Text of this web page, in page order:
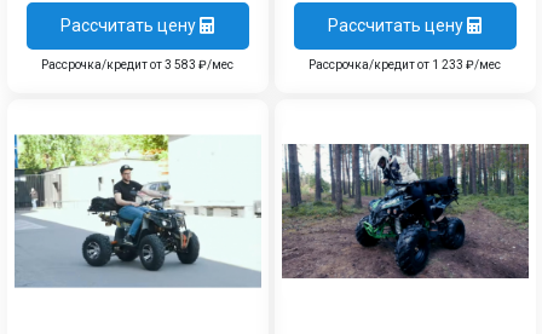
Рассчитать цену
Рассрочка/кредит от 3 583 ₽/мес
Рассчитать цену
Рассрочка/кредит от 1 233 ₽/мес